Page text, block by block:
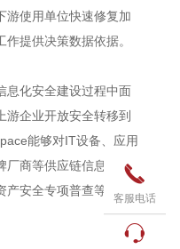
游使用单位快速修复加
提供决策数据依据。
息化安全建设过程中面
企业开放安全转移到
能够对IT设备、应用
厂商等供应链信息进行
产安全专项普查等相关

客服电话
